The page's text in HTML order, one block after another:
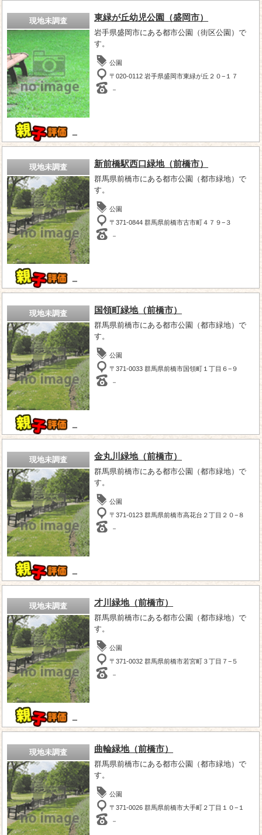
現地未調査
－
東緑が丘幼児公園（盛岡市）
岩手県盛岡市にある都市公園（街区公園）で
す。
公園
〒020-0112 岩手県盛岡市東緑が丘２０−１７
－
現地未調査
－
新前橋駅西口緑地（前橋市）
群馬県前橋市にある都市公園（都市緑地）で
す。
公園
〒371-0844 群馬県前橋市古市町４７９−３
－
現地未調査
－
国領町緑地（前橋市）
群馬県前橋市にある都市公園（都市緑地）で
す。
公園
〒371-0033 群馬県前橋市国領町１丁目６−９
－
現地未調査
－
金丸川緑地（前橋市）
群馬県前橋市にある都市公園（都市緑地）で
す。
公園
〒371-0123 群馬県前橋市高花台２丁目２０−８
－
現地未調査
－
才川緑地（前橋市）
群馬県前橋市にある都市公園（都市緑地）で
す。
公園
〒371-0032 群馬県前橋市若宮町３丁目７−５
－
現地未調査 曲輪緑地（前橋市）
群馬県前橋市にある都市公園（都市緑地）で
す。
公園
〒371-0026 群馬県前橋市大手町２丁目１０−１
－